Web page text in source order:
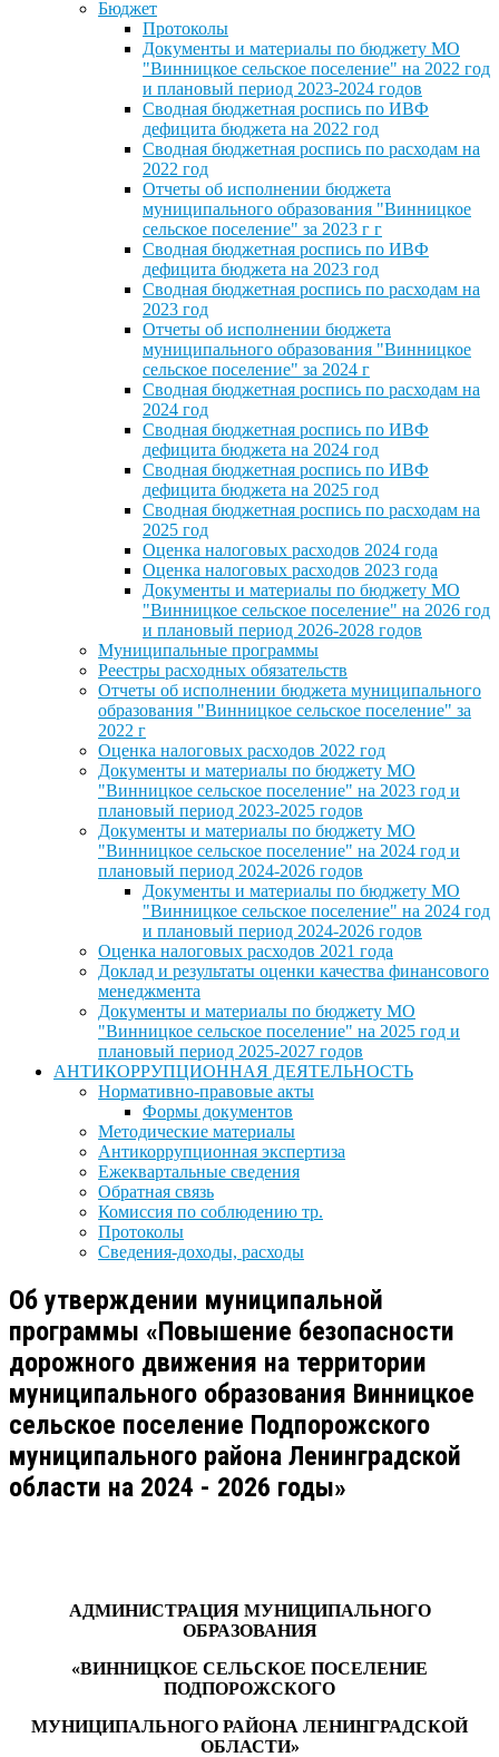
Бюджет
Протоколы
Документы и материалы по бюджету МО
"Винницкое сельское поселение" на 2022 год
и плановый период 2023-2024 годов
Сводная бюджетная роспись по ИВФ
дефицита бюджета на 2022 год
Сводная бюджетная роспись по расходам на
2022 год
Отчеты об исполнении бюджета
муниципального образования "Винницкое
сельское поселение" за 2023 г г
Сводная бюджетная роспись по ИВФ
дефицита бюджета на 2023 год
Сводная бюджетная роспись по расходам на
2023 год
Отчеты об исполнении бюджета
муниципального образования "Винницкое
сельское поселение" за 2024 г
Сводная бюджетная роспись по расходам на
2024 год
Сводная бюджетная роспись по ИВФ
дефицита бюджета на 2024 год
Сводная бюджетная роспись по ИВФ
дефицита бюджета на 2025 год
Сводная бюджетная роспись по расходам на
2025 год
Оценка налоговых расходов 2024 года
Оценка налоговых расходов 2023 года
Документы и материалы по бюджету МО
"Винницкое сельское поселение" на 2026 год
и плановый период 2026-2028 годов
Муниципальные программы
Реестры расходных обязательств
Отчеты об исполнении бюджета муниципального
образования "Винницкое сельское поселение" за
2022 г
Оценка налоговых расходов 2022 год
Документы и материалы по бюджету МО
"Винницкое сельское поселение" на 2023 год и
плановый период 2023-2025 годов
Документы и материалы по бюджету МО
"Винницкое сельское поселение" на 2024 год и
плановый период 2024-2026 годов
Документы и материалы по бюджету МО
"Винницкое сельское поселение" на 2024 год
и плановый период 2024-2026 годов
Оценка налоговых расходов 2021 года
Доклад и результаты оценки качества финансового
менеджмента
Документы и материалы по бюджету МО
"Винницкое сельское поселение" на 2025 год и
плановый период 2025-2027 годов
АНТИКОРРУПЦИОННАЯ ДЕЯТЕЛЬНОСТЬ
Нормативно-правовые акты
Формы документов
Методические материалы
Антикоррупционная экспертиза
Ежеквартальные сведения
Обратная связь
Комиссия по соблюдению тр.
Протоколы
Сведения-доходы, расходы
Об утверждении муниципальной
программы «Повышение безопасности
дорожного движения на территории
муниципального образования Винницкое
сельское поселение Подпорожского
муниципального района Ленинградской
области на 2024 - 2026 годы»
АДМИНИСТРАЦИЯ МУНИЦИПАЛЬНОГО
ОБРАЗОВАНИЯ
«ВИННИЦКОЕ СЕЛЬСКОЕ ПОСЕЛЕНИЕ
ПОДПОРОЖСКОГО
МУНИЦИПАЛЬНОГО РАЙОНА ЛЕНИНГРАДСКОЙ
ОБЛАСТИ»